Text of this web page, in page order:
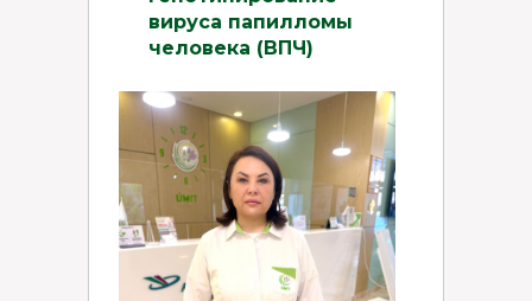
вируса папилломы
человека (ВПЧ)